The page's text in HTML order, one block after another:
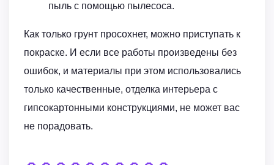
пыль с помощью пылесоса.
Как только грунт просохнет, можно приступать к
покраске. И если все работы произведены без
ошибок, и материалы при этом использовались
только качественные, отделка интерьера с
гипсокартонными конструкциями, не может вас
не порадовать.